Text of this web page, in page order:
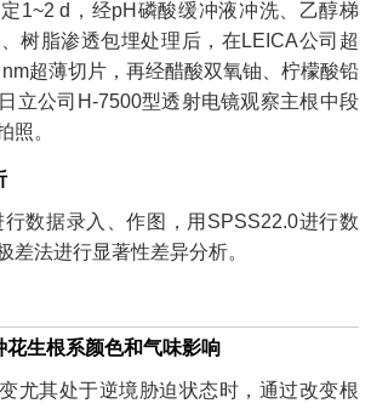
1~2 d，经pH磷酸缓冲液冲洗、乙醇梯
树脂渗透包埋处理后，在LEICA公司超
超薄切片，再经醋酸双氧铀、柠檬酸铅
立公司H-7500型透射电镜观察主根中段
照。
数据录入、作图，用SPSS22.0进行数
差法进行显著性差异分析。
花生根系颜色和气味影响
尤其处于逆境胁迫状态时，通过改变根